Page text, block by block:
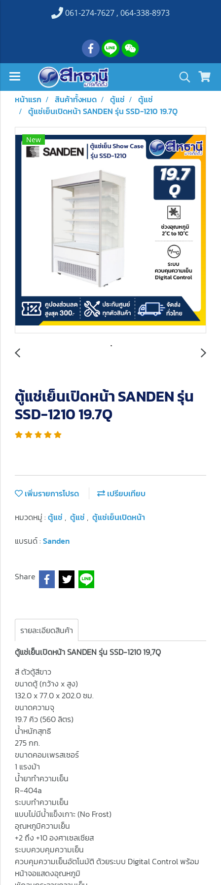
061-274-7627 , 064-338-8973
หน้าแรก สินค้าทั้งหมด ตู้แช่
ตู้แช่
ตู้แช่เย็นเปิดหน้า SANDEN รุ่น SSD-1210 19.7Q
New
ตู้แช่เย็นเปิดหน้า SANDEN รุ่น
SSD-1210 19.7Q
เพิ่มรายการโปรด
เปรียบเทียบ
หมวดหมู่ : ตู้แช่ , ตู้แช่ , ตู้แช่เย็นเปิดหน้า
แบรนด์ : Sanden
Share
รายละเอียดสินค้า
ตู้แช่เย็นเปิดหน้า SANDEN รุ่น SSD-1210 19,7Q
สี ตัวตู้สีขาว
ขนาดตู้ (กว้าง x สูง)
132.0 x 77.0 x 202.0 ซม.
ขนาดความจุ
19.7 คิว (560 ลิตร)
น้ำหนักสุทธิ
275 กก.
ขนาดคอมเพรสเซอร์
1 แรงม้า
น้ำยาทำความเย็น
R-404a
ระบบทำความเย็น
แบบไม่มีน้ำแข็งเกาะ (No Frost)
อุณหภูมิความเย็น
+2 ถึง +10 องศาเซลเซียส
ระบบควบคุมความเย็น
ควบคุมความเย็นอัตโนมัติ ด้วยระบบ Digital Control พร้อม
หน้าจอแสดงอุณหภูมิ